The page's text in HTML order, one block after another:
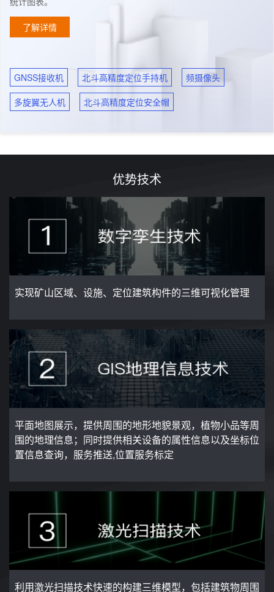
了解详情
GNSS接收机 北斗高精度定位手持机
频摄像头
多旋翼无人机
北斗高精度定位安全帽
优势技术
实现矿山区域、设施、定位建筑构件的三维可视化管理
平面地图展示，提供周围的地形地貌景观，植物小品等周
围的地理信息；同时提供相关设备的属性信息以及坐标位
置信息查询，服务推送,位置服务标定
利用激光扫描技术快速的构建三维模型，包括建筑物周围